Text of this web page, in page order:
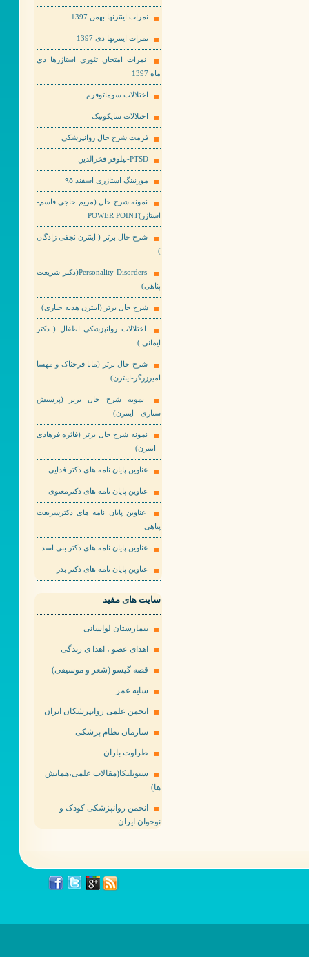
نمرات اینترنها بهمن 1397
نمرات اینترنها دی 1397
نمرات امتحان تئوری استاژرها دی
ماه 1397
اختلالات سوماتوفرم
اختلالات سایکوتیک
فرمت شرح حال روانپزشکی
PTSD-نیلوفر فخرالدین
مورنینگ استاژری اسفند ۹۵
نمونه شرح حال (مریم حاجی قاسم-
استاژر)POWER POINT
شرح حال برتر ( اینترن نجفی زادگان
)
Personality Disorders(دکتر شریعت
پناهی)
شرح حال برتر (اینترن هدیه جباری)
اختلالات روانپزشکی اطفال ( دکتر
ایمانی )
شرح حال برتر (مانا فرحناک و مهسا
امیرزرگر-اینترن)
نمونه شرح حال برتر (پرستش
ستاری - اینترن)
نمونه شرح حال برتر (فائزه فرهادی
- اینترن)
عناوین پایان نامه های دکتر فدایی
عناوین پایان نامه های دکترمعنوی
عناوین پایان نامه های دکترشریعت
پناهی
عناوین پایان نامه های دکتر بنی اسد
عناوین پایان نامه های دکتر بدر
سایت های مفید
بیمارستان لواسانی
اهدای عضو ، اهدا ی زندگی
قصه گیسو (شعر و موسیقی)
سایه عمر
انجمن علمی روانپزشکان ایران
سازمان نظام پزشکی
طراوت باران
سیویلیکا(مقالات علمی،همایش
ها)
انجمن روانپزشکی کودک و
نوجوان ایران